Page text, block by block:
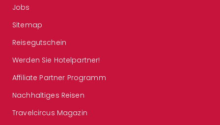
Jobs
Sitemap
Reisegutschein
Werden Sie Hotelpartner!
Affiliate Partner Programm
Nachhaltiges Reisen
Travelcircus Magazin